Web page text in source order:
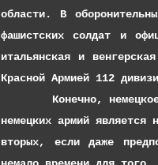
области. В
фашистских солдат и
итальянская и
Красной Армией 112
Конечно, немецкое
немецких армий
вторых, если даже